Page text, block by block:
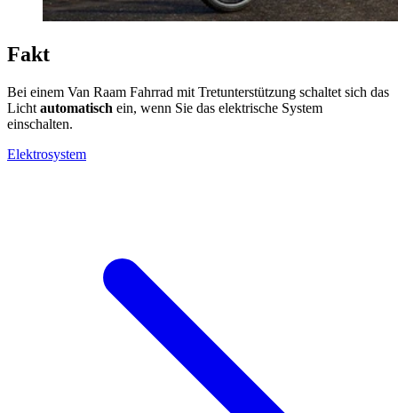
Fakt
Bei einem Van Raam Fahrrad mit Tretunterstützung schaltet sich das
Licht automatisch ein, wenn Sie das elektrische System
einschalten.
Elektrosystem